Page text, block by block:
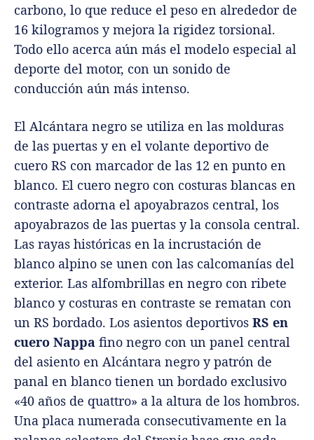
carbono, lo que reduce el peso en alrededor de
16 kilogramos y mejora la rigidez torsional.
Todo ello acerca aún más el modelo especial al
deporte del motor, con un sonido de
conducción aún más intenso.
El Alcántara negro se utiliza en las molduras
de las puertas y en el volante deportivo de
cuero RS con marcador de las 12 en punto en
blanco. El cuero negro con costuras blancas en
contraste adorna el apoyabrazos central, los
apoyabrazos de las puertas y la consola central.
Las rayas históricas en la incrustación de
blanco alpino se unen con las calcomanías del
exterior. Las alfombrillas en negro con ribete
blanco y costuras en contraste se rematan con
un RS bordado. Los asientos deportivos RS en
cuero Nappa fino negro con un panel central
del asiento en Alcántara negro y patrón de
panal en blanco tienen un bordado exclusivo
«40 años de quattro» a la altura de los hombros.
Una placa numerada consecutivamente en la